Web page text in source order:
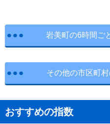
岩美町の6時間ご
その他の市区町
おすすめの指数